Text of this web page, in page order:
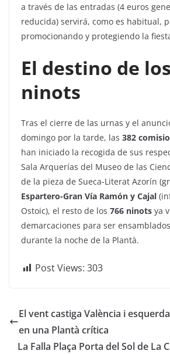
a través de las entradas (4 euros
reducida) servirá, como es habitual,
promocionando y protegiendo la
El destino de
ninots
Tras el cierre de las urnas y el
domingo por la tarde, las 382
han iniciado la recogida de sus
Sala Arquerías del Museo de las
de la pieza de Sueca-Literat Azorín
Espartero-Gran Vía Ramón y Cajal
Ostoic), el resto de los 766 ninots ya
demarcaciones para ser
durante la noche de la Plantà.
Post Views: 303
El vent castiga València i
en una Plantà crítica
La Falla Plaça Porta del Sol de La